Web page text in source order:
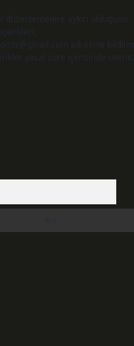
düzenlemelere aykırı olduğunu
adresine
yasal süre içerisinde